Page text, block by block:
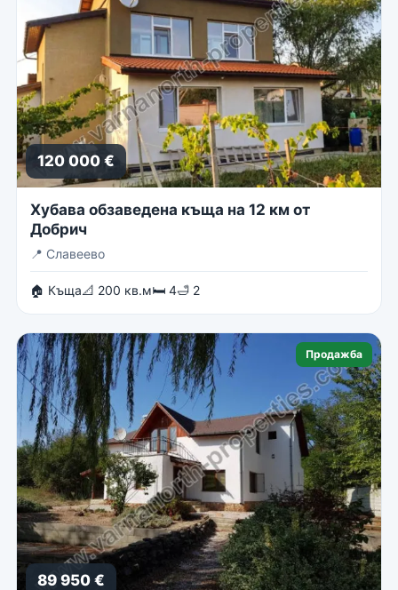
120 000 €
Хубава обзаведена къща на 12 км от
Добрич
📍 Славеево
🏠 Къща📐 200 кв.м🛏 4🛁 2
Продажба
89 950 €